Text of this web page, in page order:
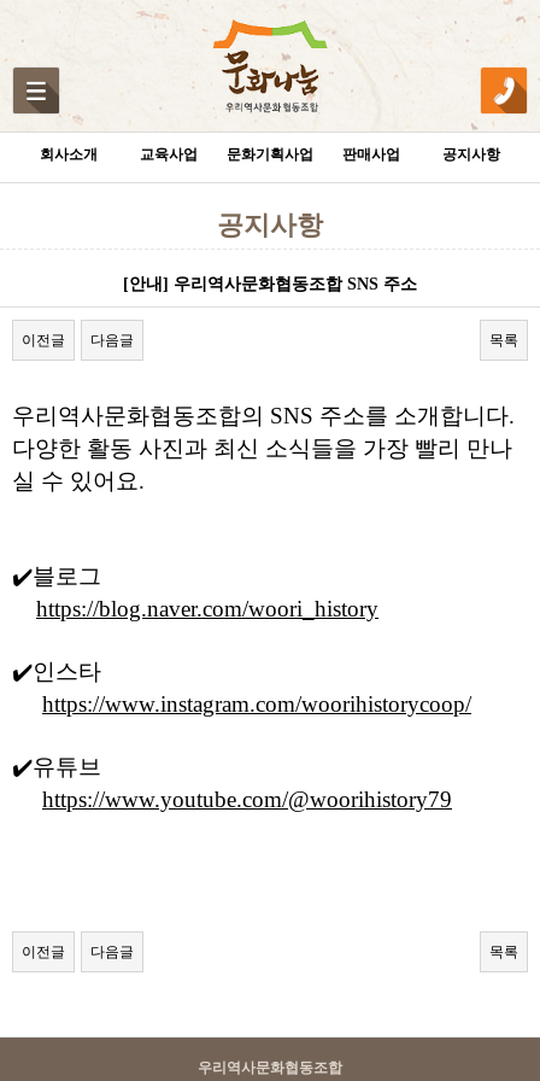
회사소개 교육사업 문화기획사업 판매사업 공지사항
공지사항
[안내] 우리역사문화협동조합 SNS 주소
이전글 다음글 목록
우리역사문화협동조합의 SNS 주소를 소개합니다.
다양한 활동 사진과 최신 소식들을 가장 빨리 만나
실 수 있어요.
✔️블로그
https://blog.naver.com/woori_history
✔️인스타
https://www.instagram.com/woorihistorycoop/
✔️유튜브
https://www.youtube.com/@woorihistory79
이전글 다음글 목록
우리역사문화협동조합